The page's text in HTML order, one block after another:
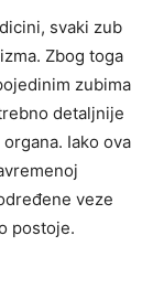
svaki zub
Zbog toga
zubima
detaljnije
Iako ova
veze
postoje.